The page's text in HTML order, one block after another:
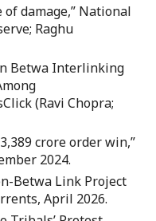
damage,” National
Raghu
Betwa Interlinking
(Ravi Chopra;
crore order win,”
2024.
Betwa Link Project
April 2026.